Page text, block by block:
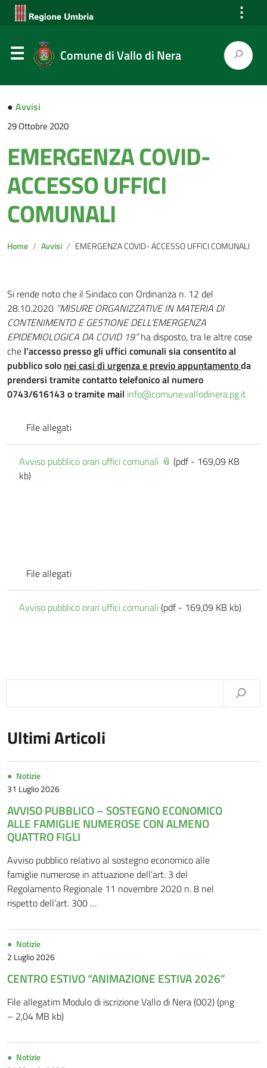
⋮
Comune di Vallo di Nera
● Avvisi
29 Ottobre 2020
EMERGENZA COVID-
ACCESSO UFFICI
COMUNALI
Home Avvisi EMERGENZA COVID- ACCESSO UFFICI COMUNALI
Si rende noto che il Sindaco con Ordinanza n. 12 del
28.10.2020 “MISURE ORGANIZZATIVE IN MATERIA DI
CONTENIMENTO E GESTIONE DELL’EMERGENZA
EPIDEMIOLOGICA DA COVID 19”ha disposto, tra le altre cose
che l’accesso presso gli uffici comunali sia consentito al
pubblico solo nei casi di urgenza e previo appuntamentoda
prendersi tramite contatto telefonico al numero
0743/616143 o tramite mail info@comune.vallodinera.pg.it
File allegati
Avviso pubblico orari uffici comunali
(pdf - 169,09 KB
kb)
File allegati
Avviso pubblico orari uffici comunali(pdf - 169,09 KB kb)
Ultimi Articoli
Notizie
31 Luglio 2026
AVVISO PUBBLICO – SOSTEGNO ECONOMICO
ALLE FAMIGLIE NUMEROSE CON ALMENO
QUATTRO FIGLI
Avviso pubblico relativo al sostegno economico alle
famiglie numerose in attuazione dell’art. 3 del
Regolamento Regionale 11 novembre 2020 n. 8 nel
rispetto dell’art. 300 …
Notizie
2 Luglio 2026
CENTRO ESTIVO “ANIMAZIONE ESTIVA 2026”
File allegatim Modulo di iscrizione Vallo di Nera (002) (png
– 2,04 MB kb)
Notizie